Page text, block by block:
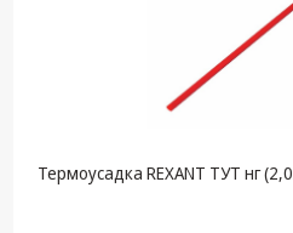
Термоусадка REXANT ТУТ нг